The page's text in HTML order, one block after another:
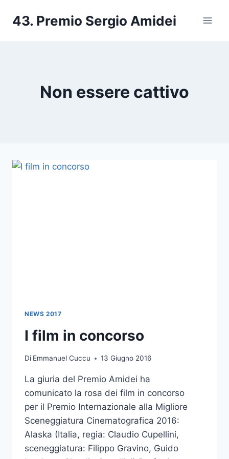
43. Premio Sergio Amidei
Non essere cattivo
NEWS 2017
I film in concorso
Di Emmanuel Cuccu 13 Giugno 2016
La giuria del Premio Amidei ha
comunicato la rosa dei film in concorso
per il Premio Internazionale alla Migliore
Sceneggiatura Cinematografica 2016:
Alaska (Italia, regia: Claudio Cupellini,
sceneggiatura: Filippo Gravino, Guido